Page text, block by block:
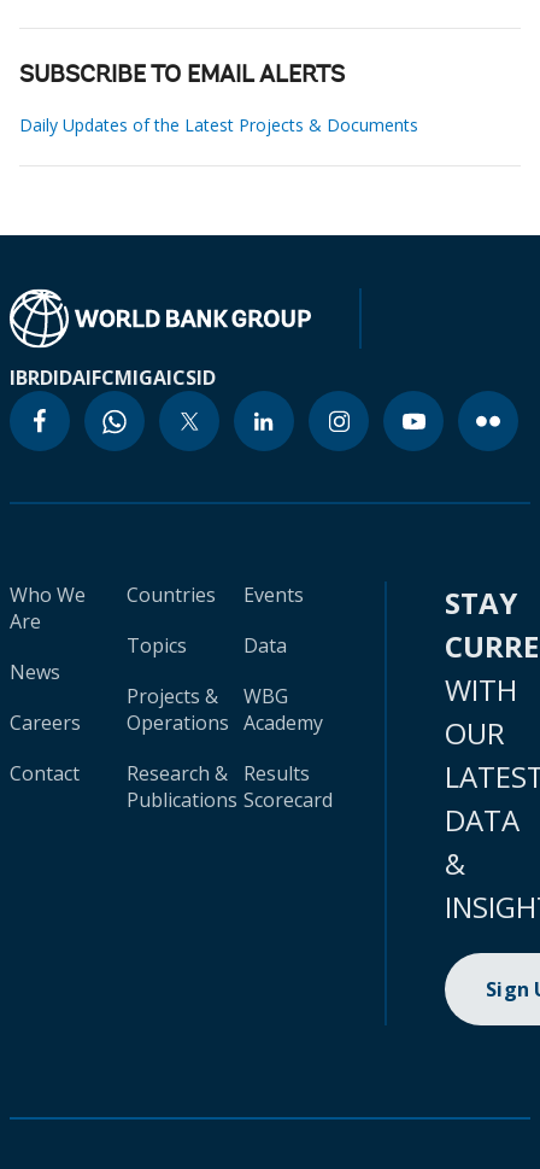
SUBSCRIBE TO EMAIL ALERTS
Daily Updates of the Latest Projects & Documents
IBRDIDAIFCMIGAICSID
Who We
Are
News
Careers
Contact
Countries
Topics
Projects &
Operations
Research &
Publications
Events
Data
WBG
Academy
Results
Scorecard
STAY
WITH
OUR
DATA
&
Sign